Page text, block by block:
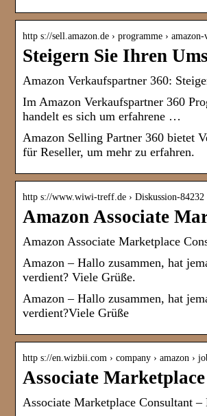
http s://sell.amazon.de › programme ›
Steigern Sie Ihren
Amazon Verkaufspartner 360:
Im Amazon Verkaufspartner 360
handelt es sich um erfahrene …
Amazon Selling Partner 360 bietet
für Reseller, um mehr zu erfahren.
http s://www.wiwi-treff.de › Diskussion-84232
Amazon Associate
Amazon Associate Marketplace
Amazon – Hallo zusammen, hat
verdient? Viele Grüße.
Amazon – Hallo zusammen, hat
verdient?Viele Grüße
http s://en.wizbii.com › company › amazon ›
Associate
Associate Marketplace Consultant